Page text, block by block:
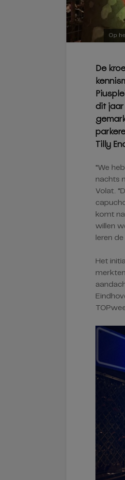
Op
De
dit
Tilly
“We
nachts
Volat.
komt
willen
leren
Het